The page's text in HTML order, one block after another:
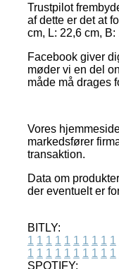
Trustpilot
af dette er det at
cm, L: 22,6 cm,
Facebook giver
møder vi en del
måde må drages
Vores
markedsfører
transaktion.
Data om
der eventuelt er
BITLY:
1 1 1 1 1 1 1 1 1 1
1 1 1 1 1 1 1 1 1 1
SPOTIFY: